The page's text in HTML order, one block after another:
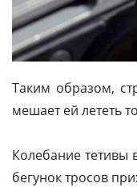
Таким образом,
мешает ей лететь
Колебание тетивы
бегунок тросов